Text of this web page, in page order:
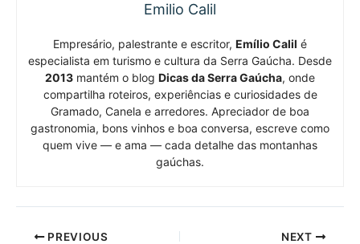
Emilio Calil
Empresário, palestrante e escritor, Emílio Calil é
especialista em turismo e cultura da Serra Gaúcha. Desde
2013 mantém o blog Dicas da Serra Gaúcha, onde
compartilha roteiros, experiências e curiosidades de
Gramado, Canela e arredores. Apreciador de boa
gastronomia, bons vinhos e boa conversa, escreve como
quem vive — e ama — cada detalhe das montanhas
gaúchas.
PREVIOUS NEXT